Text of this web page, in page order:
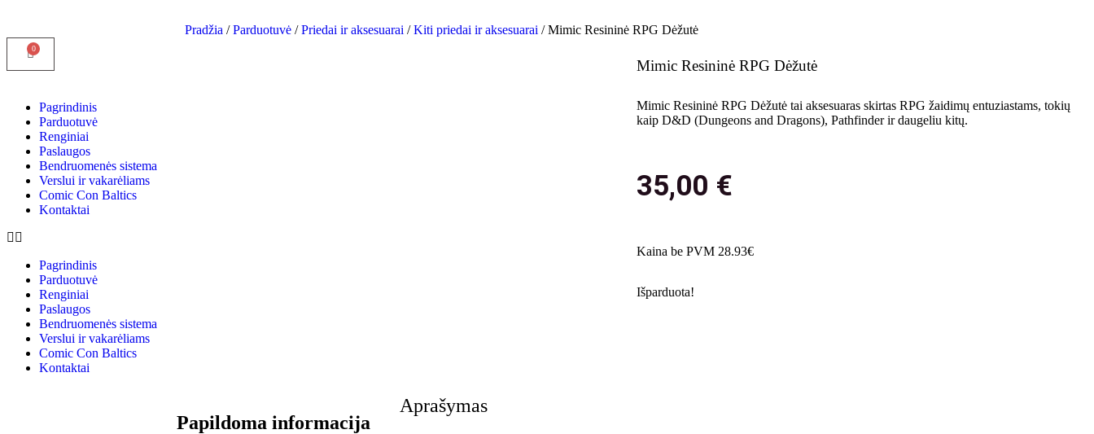
Pagrindinis
Parduotuvė
Renginiai
Paslaugos
Bendruomenės sistema
Verslui ir vakarėliams
Comic Con Baltics
Kontaktai
Pagrindinis
Parduotuvė
Renginiai
Paslaugos
Bendruomenės sistema
Verslui ir vakarėliams
Comic Con Baltics
Kontaktai
Pradžia /Parduotuvė /Priedai ir aksesuarai /Kiti priedai ir aksesuarai / Mimic Resininė RPG Dėžutė
Mimic Resininė RPG Dėžutė
Mimic Resininė RPG Dėžutė tai aksesuaras skirtas RPG žaidimų entuziastams, tokių
kaip D&D (Dungeons and Dragons), Pathfinder ir daugeliu kitų.
35,00 €
Kaina be PVM 28.93€
Išparduota!
Papildoma informacija
Aprašymas